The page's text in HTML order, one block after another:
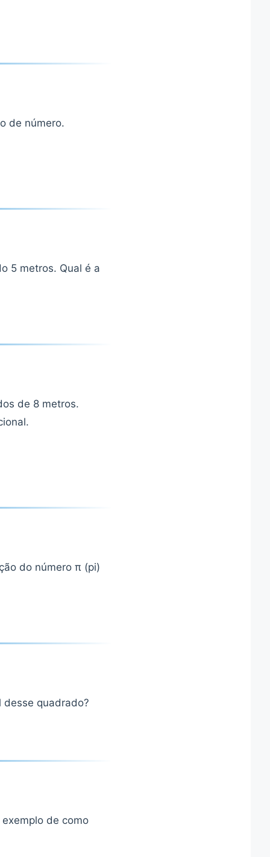
de número.
5 metros. Qual é a
de 8 metros.
do número π (pi)
quadrado?
de como